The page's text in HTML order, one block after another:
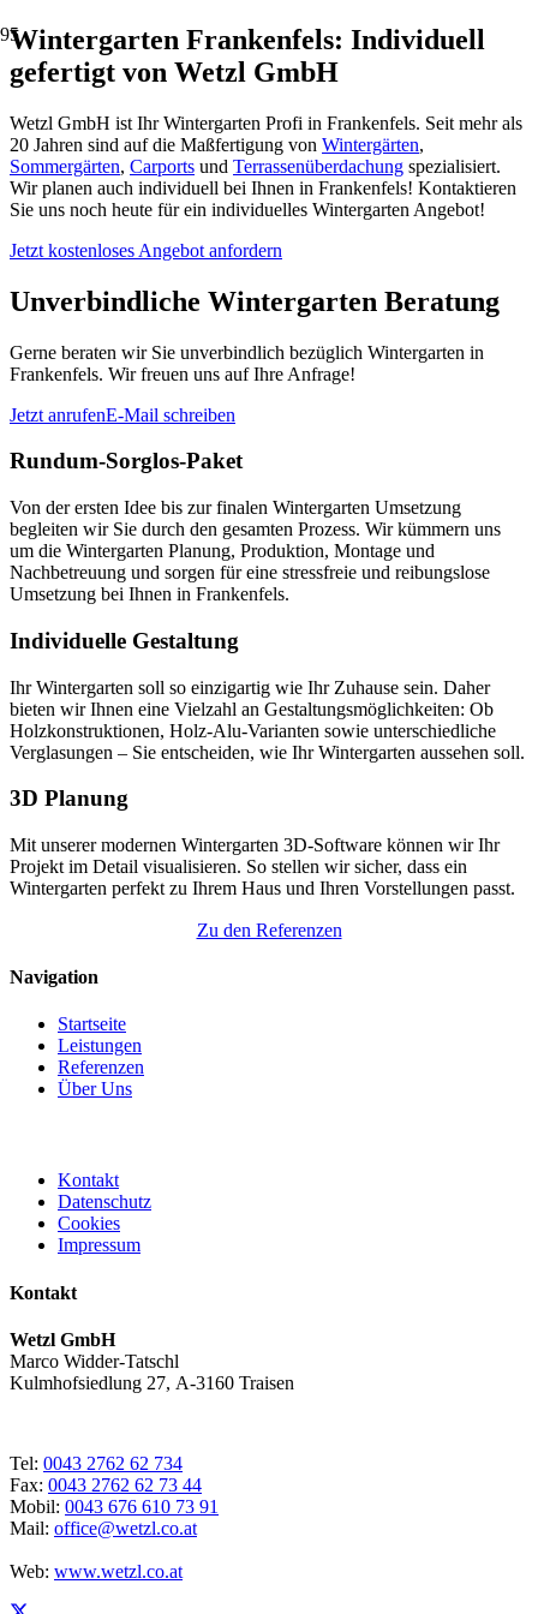
Wintergarten Frankenfels: Individuell
gefertigt von Wetzl GmbH
Wetzl GmbH ist Ihr Wintergarten Profi in Frankenfels. Seit mehr als
20 Jahren sind auf die Maßfertigung von Wintergärten,
Sommergärten, Carports und Terrassenüberdachung spezialisiert.
Wir planen auch individuell bei Ihnen in Frankenfels! Kontaktieren
Sie uns noch heute für ein individuelles Wintergarten Angebot!
Jetzt kostenloses Angebot anfordern
Unverbindliche Wintergarten Beratung
Gerne beraten wir Sie unverbindlich bezüglich Wintergarten in
Frankenfels. Wir freuen uns auf Ihre Anfrage!
Jetzt anrufenE-Mail schreiben
Rundum-Sorglos-Paket
Von der ersten Idee bis zur finalen Wintergarten Umsetzung
begleiten wir Sie durch den gesamten Prozess. Wir kümmern uns
um die Wintergarten Planung, Produktion, Montage und
Nachbetreuung und sorgen für eine stressfreie und reibungslose
Umsetzung bei Ihnen in Frankenfels.
Individuelle Gestaltung
Ihr Wintergarten soll so einzigartig wie Ihr Zuhause sein. Daher
bieten wir Ihnen eine Vielzahl an Gestaltungsmöglichkeiten: Ob
Holzkonstruktionen, Holz-Alu-Varianten sowie unterschiedliche
Verglasungen – Sie entscheiden, wie Ihr Wintergarten aussehen soll.
3D Planung
Mit unserer modernen Wintergarten 3D-Software können wir Ihr
Projekt im Detail visualisieren. So stellen wir sicher, dass ein
Wintergarten perfekt zu Ihrem Haus und Ihren Vorstellungen passt.
Zu den Referenzen
Navigation
Startseite
Leistungen
Referenzen
Über Uns
Kontakt
Datenschutz
Cookies
Impressum
Kontakt
Wetzl GmbH
Marco Widder-Tatschl
Kulmhofsiedlung 27, A-3160 Traisen
Tel: 0043 2762 62 734
Fax: 0043 2762 62 73 44
Mobil: 0043 676 610 73 91
Mail: office@wetzl.co.at
Web: www.wetzl.co.at